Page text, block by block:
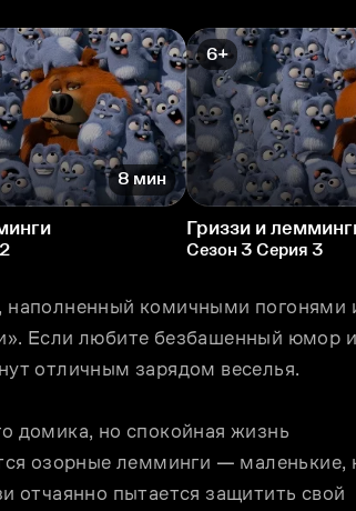
8 мин
6+
Гриззи и
Сезон 3 Серия 3
наполненный комичными погонями
Если любите безбашенный юмор и
отличным зарядом веселья.
домика, но спокойная жизнь
озорные лемминги — маленькие,
отчаянно пытается защитить свой